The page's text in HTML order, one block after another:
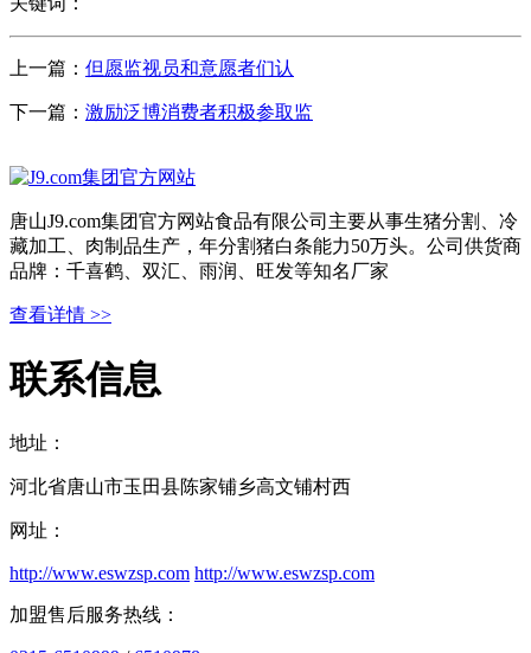
上一篇： 但愿监视员和意愿者们认
下一篇： 激励泛博消费者积极参取监
唐山J9.com集团官方网站食品有限公司主要从事生猪分割、冷
藏加工、肉制品生产，年分割猪白条能力50万头。公司供货商
品牌：千喜鹤、双汇、雨润、旺发等知名厂家
查看详情 >>
联系信息
地址：
河北省唐山市玉田县陈家铺乡高文铺村西
网址：
http://www.eswzsp.com http://www.eswzsp.com
加盟售后服务热线：